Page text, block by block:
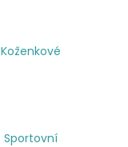
Koženkové
Sportovní